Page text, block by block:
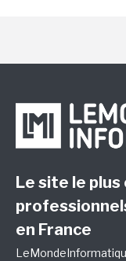
Le site le
en France